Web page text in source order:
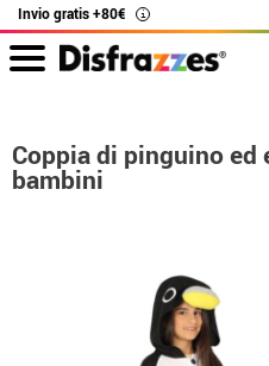
Invio gratis +80€ i
Coppia di pinguino ed
bambini